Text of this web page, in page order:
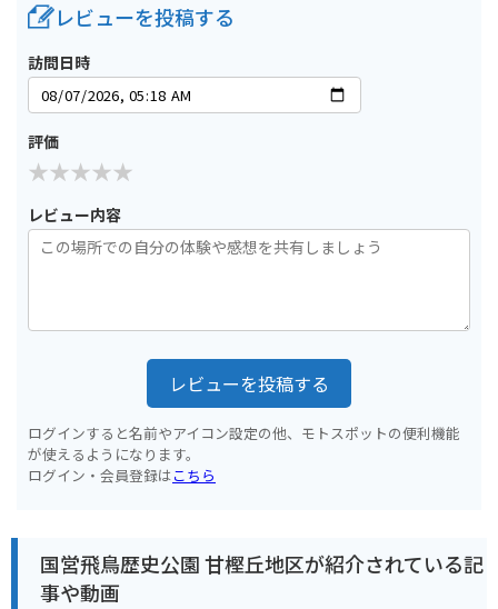
レビューを投稿する
訪問日時
評価
レビュー内容
レビューを投稿する
ログインすると名前やアイコン設定の他、モトスポットの便利機能
が使えるようになります。
ログイン・会員登録はこちら
国営飛鳥歴史公園 甘樫丘地区が紹介されている記
事や動画